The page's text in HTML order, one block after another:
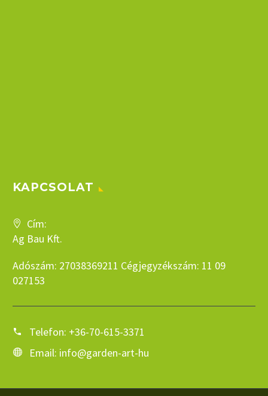
KAPCSOLAT
Cím:
Ag Bau Kft.
Adószám: 27038369211 Cégjegyzékszám: 11 09
027153
Telefon: +36-70-615-3371
Email: info@garden-art-hu